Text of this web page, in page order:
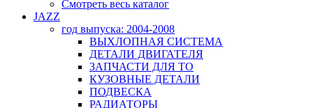
Смотреть весь каталог
JAZZ
год выпуска: 2004-2008
ВЫХЛОПНАЯ СИСТЕМА
ДЕТАЛИ ДВИГАТЕЛЯ
ЗАПЧАСТИ ДЛЯ ТО
КУЗОВНЫЕ ДЕТАЛИ
ПОДВЕСКА
РАДИАТОРЫ